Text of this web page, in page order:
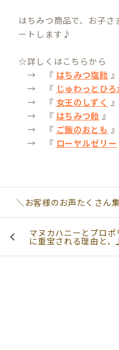
はちみつ商品で、お子
ートします♪
☆詳しくはこちらから
→ 『 はちみつ塩飴 』
→ 『 じゅわっとひ
→ 『 女王のしずく 』
→ 『 はちみつ飴 』
→ 『 ご飯のおとも 』
→ 『 ローヤルゼリー
＼お客様のお声たくさん
マヌカハニーとプロ
に重宝される理由と